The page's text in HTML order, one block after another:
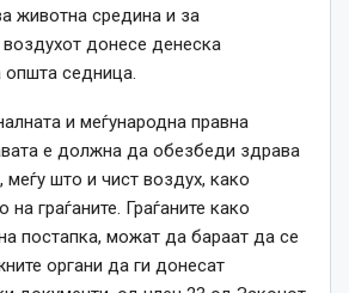
животна средина и за
донесе денеска
општа седница.
и меѓународна правна
е должна да обезбеди здрава
што и чист воздух, како
граѓаните. Граѓаните како
постапка, можат да бараат да се
органи да ги донесат